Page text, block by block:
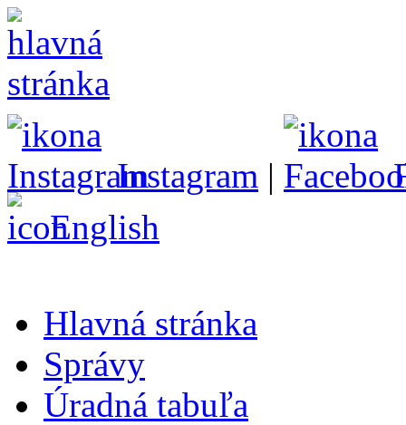
Instagram |
English
Hlavná stránka
Správy
Úradná tabuľa